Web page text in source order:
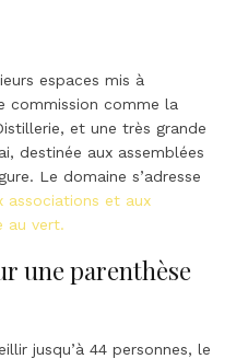
espaces mis à
commission comme la
et une très grande
destinée aux assemblées
Le domaine s’adresse
associations et aux
au vert.
une parenthèse
jusqu’à 44 personnes, le